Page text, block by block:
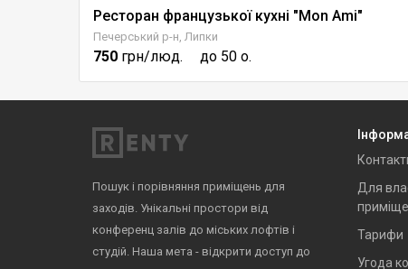
Ресторан французької кухні "Mon Ami"
Печерський р-н, Липки
750 грн/люд. до 50 о.
Пошук і порівняння приміщень для
заходів. Унікальні простори від
конференц залів до міських лофтів і
студій. Наша мета - відкрити доступ до
Для
Тарифи
Угода